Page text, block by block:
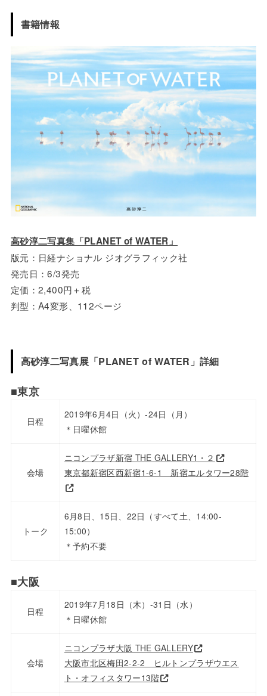
書籍情報
高砂淳二写真集「PLANET of WATER」
版元：日経ナショナル ジオグラフィック社
発売日：6/3発売
定価：2,400円＋税
判型：A4変形、112ページ
高砂淳二写真展「PLANET of WATER」詳細
■東京
日程
2019年6月4日（火）-24日（月）
＊日曜休館
会場
ニコンプラザ新宿 THE GALLERY1・２
東京都新宿区西新宿1-6-1 新宿エルタワー28階
トーク
6月8日、15日、22日（すべて土、14:00-
15:00）
＊予約不要
■大阪
日程
2019年7月18日（木）-31日（水）
＊日曜休館
会場
ニコンプラザ大阪 THE GALLERY
大阪市北区梅田2-2-2 ヒルトンプラザウエス
ト・オフィスタワー13階